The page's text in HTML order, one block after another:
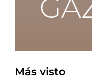
Más visto